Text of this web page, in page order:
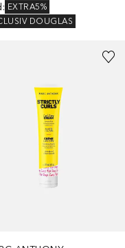
: EXTRA5%
DOUGLAS